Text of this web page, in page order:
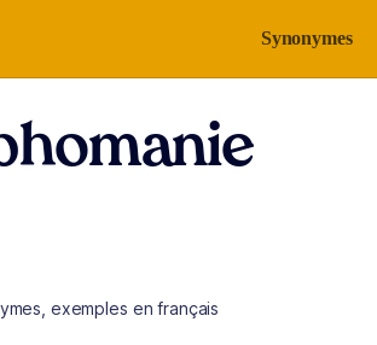
Synonymes
exemples en français